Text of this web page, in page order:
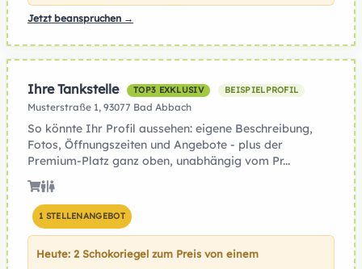
Jetzt beanspruchen →
Ihre Tankstelle TOP3 EXKLUSIV BEISPIELPROFIL
Musterstraße 1, 93077 Bad Abbach
So könnte Ihr Profil aussehen: eigene Beschreibung,
Fotos, Öffnungszeiten und Angebote - plus der
Premium-Platz ganz oben, unabhängig vom Pr...
1 STELLENANGEBOT
Heute: 2 Schokoriegel zum Preis von einem